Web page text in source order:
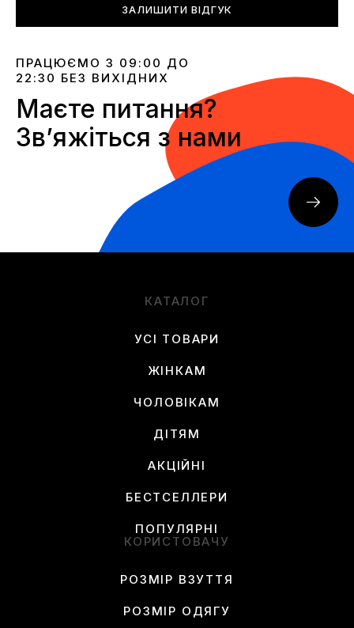
ЗАЛИШИТИ ВІДГУК
ПРАЦЮЄМО З 09:00 ДО
22:30 БЕЗ ВИХІДНИХ
Маєте питання?
Звʼяжіться з нами
КАТАЛОГ
УСІ ТОВАРИ
ЖІНКАМ
ЧОЛОВІКАМ
ДІТЯМ
АКЦІЙНІ
БЕСТСЕЛЛЕРИ
ПОПУЛЯРНІ
КОРИСТОВАЧУ
РОЗМІР ВЗУТТЯ
РОЗМІР ОДЯГУ